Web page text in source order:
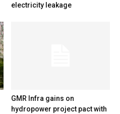
electricity leakage
GMR Infra gains on
hydropower project pact with